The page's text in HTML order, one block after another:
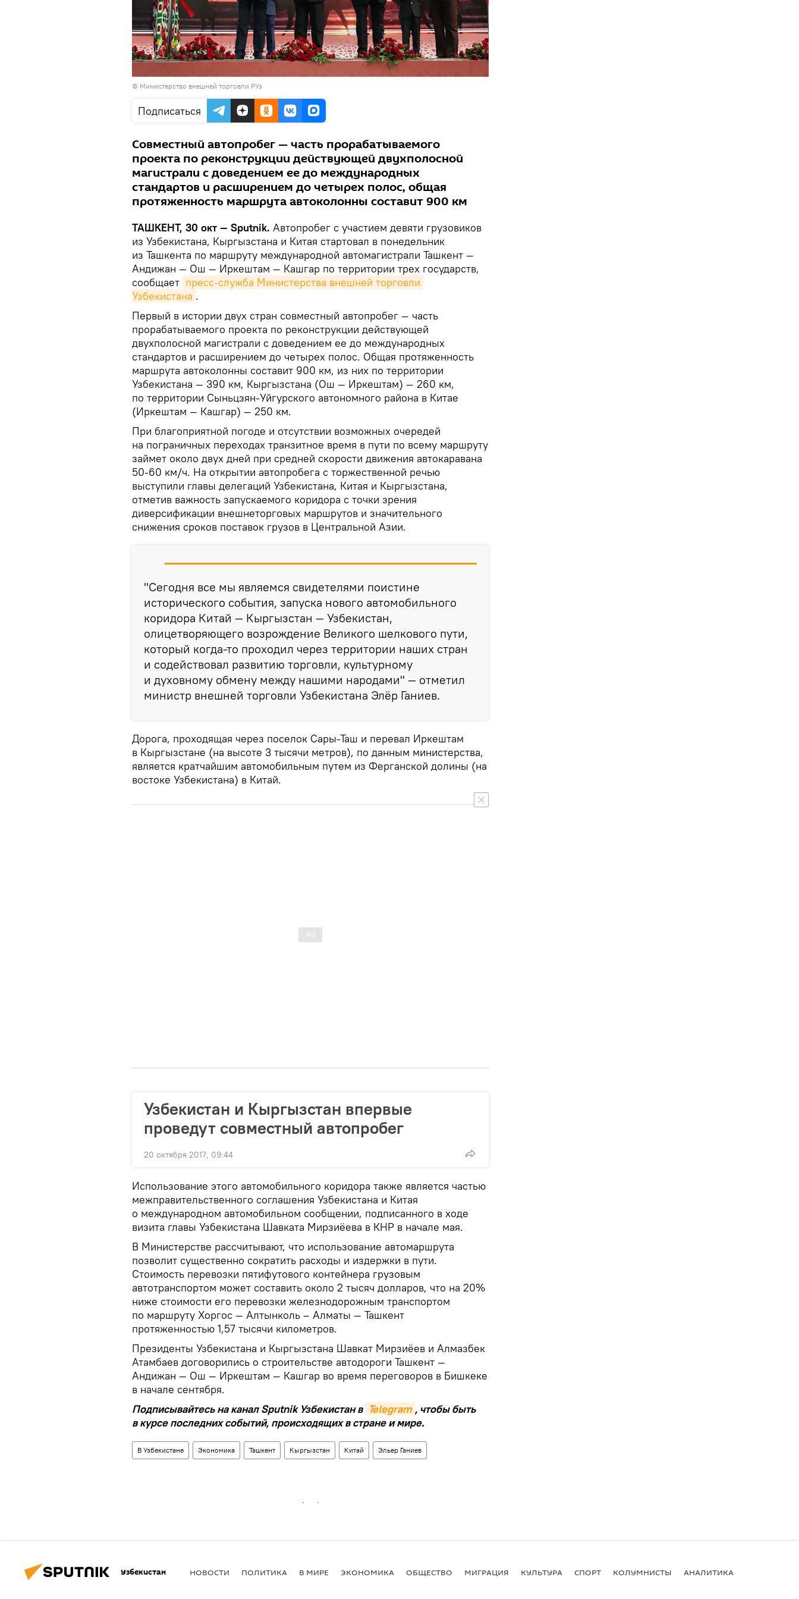
© Министерство внешней торговли РУз
Подписаться
Совместный автопробег — часть прорабатываемого
проекта по реконструкции действующей двухполосной
магистрали с доведением ее до международных
стандартов и расширением до четырех полос, общая
протяженность маршрута автоколонны составит 900 км
ТАШКЕНТ, 30 окт — Sputnik. Автопробег с участием девяти грузовиков
из Узбекистана, Кыргызстана и Китая стартовал в понедельник
из Ташкента по маршруту международной автомагистрали Ташкент —
Андижан — Ош — Иркештам — Кашгар по территории трех государств,
сообщает пресс-служба Министерства внешней торговли
Узбекистана .
Первый в истории двух стран совместный автопробег — часть
прорабатываемого проекта по реконструкции действующей
двухполосной магистрали с доведением ее до международных
стандартов и расширением до четырех полос. Общая протяженность
маршрута автоколонны составит 900 км, из них по территории
Узбекистана — 390 км, Кыргызстана (Ош — Иркештам) — 260 км,
по территории Сыньцзян-Уйгурского автономного района в Китае
(Иркештам — Кашгар) — 250 км.
При благоприятной погоде и отсутствии возможных очередей
на пограничных переходах транзитное время в пути по всему маршруту
займет около двух дней при средней скорости движения автокаравана
50-60 км/ч. На открытии автопробега с торжественной речью
выступили главы делегаций Узбекистана, Китая и Кыргызстана,
отметив важность запускаемого коридора с точки зрения
диверсификации внешнеторговых маршрутов и значительного
снижения сроков поставок грузов в Центральной Азии.
"Сегодня все мы являемся свидетелями поистине
исторического события, запуска нового автомобильного
коридора Китай — Кыргызстан — Узбекистан,
олицетворяющего возрождение Великого шелкового пути,
который когда-то проходил через территории наших стран
и содействовал развитию торговли, культурному
и духовному обмену между нашими народами" — отметил
министр внешней торговли Узбекистана Элёр Ганиев.
Дорога, проходящая через поселок Сары-Таш и перевал Иркештам
в Кыргызстане (на высоте 3 тысячи метров), по данным министерства,
является кратчайшим автомобильным путем из Ферганской долины (на
востоке Узбекистана) в Китай.
Узбекистан и Кыргызстан впервые
проведут совместный автопробег
20 октября 2017, 09:44
Использование этого автомобильного коридора также является частью
межправительственного соглашения Узбекистана и Китая
о международном автомобильном сообщении, подписанного в ходе
визита главы Узбекистана Шавката Мирзиёева в КНР в начале мая.
В Министерстве рассчитывают, что использование автомаршрута
позволит существенно сократить расходы и издержки в пути.
Стоимость перевозки пятифутового контейнера грузовым
автотранспортом может составить около 2 тысяч долларов, что на 20%
ниже стоимости его перевозки железнодорожным транспортом
по маршруту Хоргос — Алтынколь – Алматы — Ташкент
протяженностью 1,57 тысячи километров.
Президенты Узбекистана и Кыргызстана Шавкат Мирзиёев и Алмазбек
Атамбаев договорились о строительстве автодороги Ташкент —
Андижан — Ош — Иркештам — Кашгар во время переговоров в Бишкеке
в начале сентября.
Подписывайтесь на канал Sputnik Узбекистан в Telegram , чтобы быть
в курсе последних событий, происходящих в стране и мире.
В Узбекистане Экономика Ташкент Кыргызстан Китай Эльер Ганиев
Узбекистан НОВОСТИ ПОЛИТИКА В МИРЕ ЭКОНОМИКА ОБЩЕСТВО МИГРАЦИЯ КУЛЬТУРА СПОРТ КОЛУМНИСТЫ АНАЛИТИКА